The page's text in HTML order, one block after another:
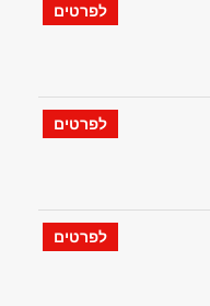
לפרטים
לפרטים
לפרטים